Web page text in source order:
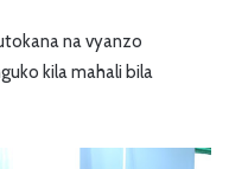
na vyanzo
kila mahali bila